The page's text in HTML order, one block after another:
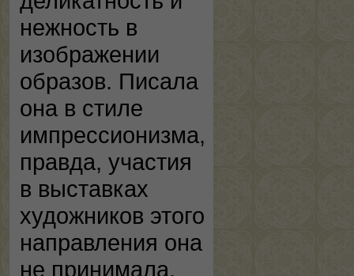
нежность в
изображении
образов. Писала
она в стиле
импрессионизма,
правда, участия
в выставках
художников этого
направления она
не принимала.